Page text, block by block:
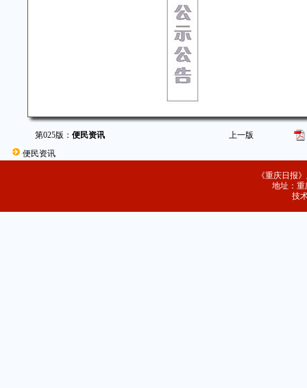
第025版：便民资讯
上一版
便民资讯
《重庆日报
地址：重
技